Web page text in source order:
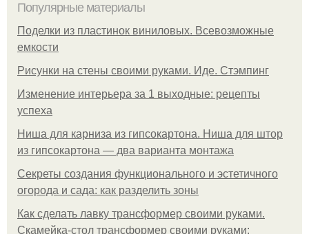
Популярные материалы
Поделки из пластинок виниловых. Всевозможные
емкости
Рисунки на стены своими руками. Иде. Стэмпинг
Изменение интерьера за 1 выходные: рецепты
успеха
Ниша для карниза из гипсокартона. Ниша для штор
из гипсокартона — два варианта монтажа
Секреты создания функционального и эстетичного
огорода и сада: как разделить зоны
Как сделать лавку трансформер своими руками.
Скамейка-стол трансформер своими руками: